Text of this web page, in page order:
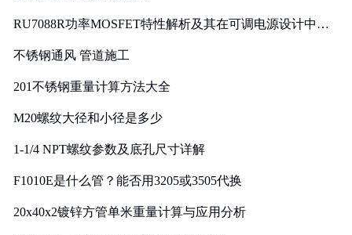
RU7088R功率MOSFET特性解析及其在可调电源设计中的
不锈钢通风 管道施工
201不锈钢重量计算方法大全
M20螺纹大径和小径是多少
1-1/4 NPT螺纹参数及底孔尺寸详解
F1010E是什么管？能否用3205或3505代换
20x40x2镀锌方管单米重量计算与应用分析